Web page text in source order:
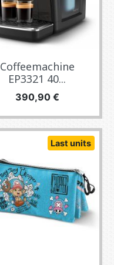
Coffeemachine
EP3321 40...
Prezzo
390,90 €
Last units